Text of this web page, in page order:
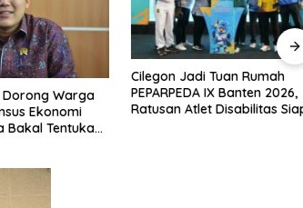
Warga
Ekonomi
Tentukan
Cilegon Jadi Tuan Rumah
PEPARPEDA IX Banten 2026,
Ratusan Atlet Disabilitas Siap